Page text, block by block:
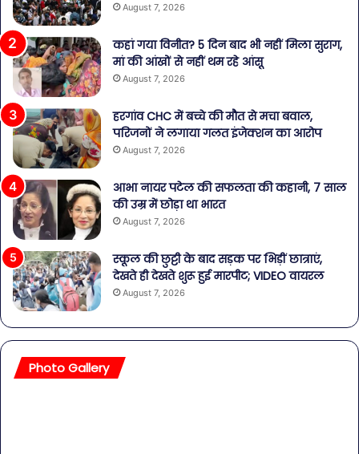
August 7, 2026
कहां गया विनीत? 5 दिन बाद भी नहीं मिला सुराग,
मां की आंखों से नहीं थम रहे आंसू
August 7, 2026
हरगांव CHC में बच्चे की मौत से मचा बवाल,
परिजनों ने लगाया गलत इंजेक्शन का आरोप
August 7, 2026
आभा नायर पटेल की सफलता की कहानी, 7 साल
की उम्र में छोड़ा था भारत
August 7, 2026
स्कूल की छुट्टी के बाद सड़क पर भिड़ीं छात्राएं,
देखते ही देखते शुरू हुई मारपीट; VIDEO वायरल
August 7, 2026
Photo Gallery